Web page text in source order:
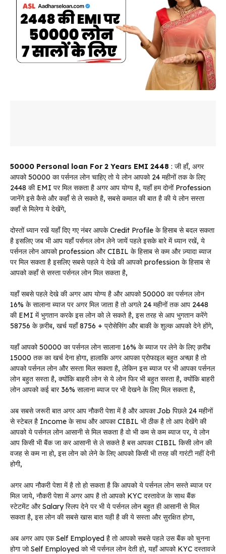
50000 Personal loan For 2 Years EMI 2448 : जी हाँ, अगर
आपको 50000 का पर्सनल लोन चाहिए तो ये लोन आपको 24 महीनों तक के लिए
2448 की EMI पर मिल सकता है अगर आप योग्य है, यहाँ हम दोनों Profession
जानेंगे इसे कैसे और कहाँ से ले सकते है, सबसे कमाल की बात है की ये लोन सस्ता
कहाँ से मिलेगा ये देखेंगे,
दोस्तों ध्यान रखें यहाँ दिए गए नंबर आपके Credit Profile के हिसाब से बदल सकता
है इसलिए जब भी आप यहाँ पर्सनल लोन लेने जायें पहले इसके बारे में ध्यान रखें, ये
पर्सनल लोन आपको profession और CIBIL के हिसाब से कम और ज़्यादा ब्याज
पर मिल सकता है इसलिए सबसे पहले ये देखे की आपको profession के हिसाब से
आपको कहाँ से सस्ता पर्सनल लोन मिल सकता है,
यहाँ सबसे पहले देखे की अगर आप योग्य है और आपको 50000 का पर्सनल लोन
16% के सालाना ब्याज पर अगर मिल जाता है तो अगले 24 महीनों तक आप 2448
की EMI में भुगतान करके इस लोन को ले सकते है, इस तरह से आप भुगतान करेंगे
58756 के क़रीब, खर्च यहाँ 8756 + प्रोसेसिंग और बाकी के शुल्क आपको देने होंगे,
यहाँ आपको 50000 का पर्सनल लोन सालाना 16% के ब्याज पर लेने के लिए क़रीब
15000 तक का खर्च देना होगा, हालाकि अगर आपका प्रोफाइल बहुत अच्छा है तो
आपको पर्सनल लोन और सस्ता मिल सकता है, लेकिन इस ब्याज पर भी आपका पर्सनल
लोन बहुत सस्ता है, क्योंकि बाहरी लोन से ये लोन फिर भी बहुत सस्ता है, क्योंकि बाहरी
लोन आपको कई बार 36% सालाना ब्याज पर भी देखने के लिए मिल सकता है,
अब सबसे जरूरी बात अगर आप नौकरी पेशा में है और आपका Job पिछले 24 महीनों
से स्टेबल है Income के साथ और आपका CIBIL भी ठीक है तो आप देखेंगे की
आपको ये पर्सनल लोन आसानी से मिल सकता है वो भी कम से कम ब्याज पर, ये लोन
आप किसी भी बैंक जा कर आसानी से ले सकते है बस आपका CIBIL किसी लोन की
वजह से कम ना हो, इस लोन को लेने के लिए आपको किसी भी तरह की गारंटी नहीं देनी
होगी,
अगर आप नौकरी पेशा में है तो हो सकता है कि आपको ये पर्सनल लोन सस्ते ब्याज पर
मिल जाये, नौकरी पेशा में अगर आप है तो आपको KYC दस्तावेज के साथ बैंक
स्टेटमेंट और Salary स्लिप देने पर भी ये पर्सनल लोन बहुत ही आसानी से मिल
सकता है, इस लोन की सबसे खास बात यही है की ये सस्ता और सुरक्षित होगा,
अब अगर आप एक Self Employed है तो आपको सबसे पहले उस बैंक को चुनना
होगा जो Self Employed को भी पर्सनल लोन देती हो, यहाँ आपको KYC दस्तावजे